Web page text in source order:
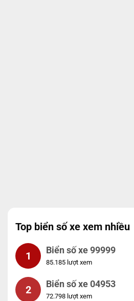
Top biển số xe xem nhiều
1 Biển số xe 99999
85.185 lượt xem
2 Biển số xe 04953
72.798 lượt xem